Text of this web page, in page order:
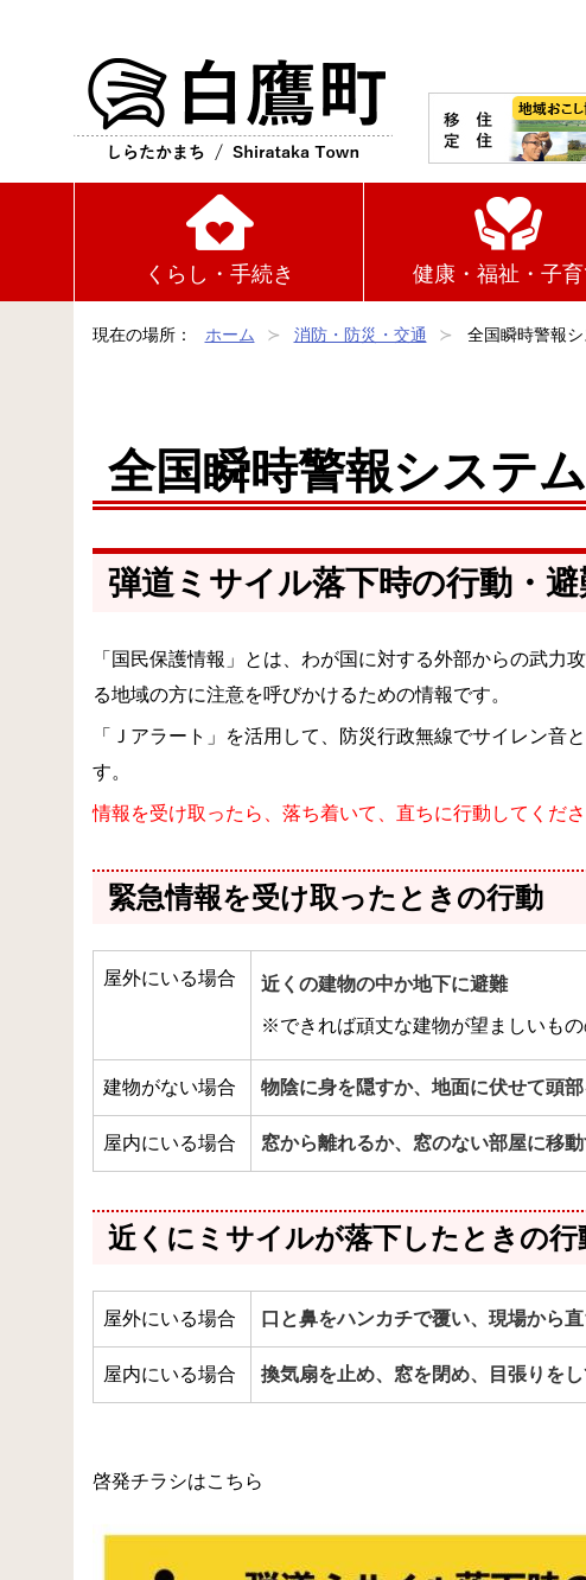
くらし・手続き 健康・福祉・子育
現在の場所： ホーム 消防・防災・交通 全国瞬時警報シ
全国瞬時警報システ
弾道ミサイル落下時の行動・
「国民保護情報」とは、わが国に対する外部からの武
る地域の方に注意を呼びかけるための情報です。
「Ｊアラート」を活用して、防災行政無線でサイレン音
す。
情報を受け取ったら、落ち着いて、直ちに行動してくださ
緊急情報を受け取ったときの行動
屋外にいる場合 近くの建物の中か地下に避難
※できれば頑丈な建物が望ましいも
建物がない場合 物陰に身を隠すか、地面に伏せて頭
屋内にいる場合 窓から離れるか、窓のない部屋に移
近くにミサイルが落下したときの行
屋外にいる場合 口と鼻をハンカチで覆い、現場から
屋内にいる場合 換気扇を止め、窓を閉め、目張りを
啓発チラシはこちら